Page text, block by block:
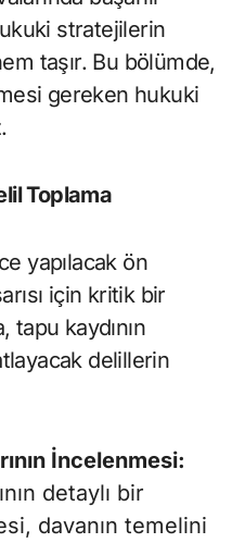
stratejilerin
taşır. Bu bölümde,
gereken hukuki
Toplama
yapılacak ön
için kritik bir
tapu kaydının
delillerin
İncelenmesi:
detaylı bir
davanın temelini